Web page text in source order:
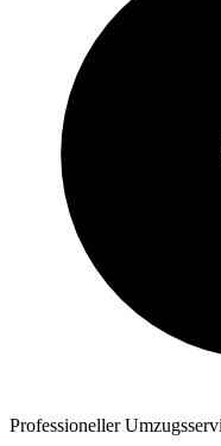
Professioneller